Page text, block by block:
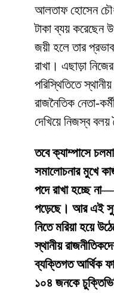
আলতাফ হোসেন
টাকা ব্যয় করেছেন
জয়ী হলে তার প্রভাব
রাখা। এছাড়া
পরিস্থিতিতে
রাজনৈতিক নেতা-
দেখিয়ে নিজস্ব বলয়
তবে ক্যাম্পাসে
সমালোচনার মুখে
পদে রাখা হচ্ছে
পড়েছে। আর এই
নিতে মরিয়া হয়ে
স্থানীয়
ব্যক্তিগত আর্থিক
১০৪ জনকে